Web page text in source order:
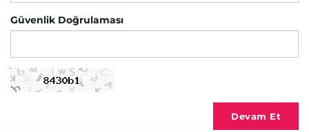
Güvenlik Doğrulaması
Devam Et